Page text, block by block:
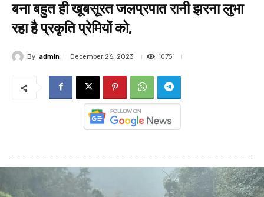
बना बहुत ही खूबसूरत जलप्रपात रानी झरना लुभा
रहा है प्रकृति प्रेमियों को,
By admin December 26, 2023 10751